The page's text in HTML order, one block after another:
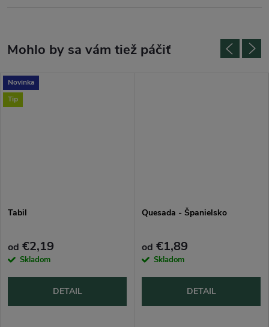
Novinka
Tip
Tabil
od €2,19
Skladom
DETAIL
Quesada - Španielsko
od €1,89
Skladom
DETAIL